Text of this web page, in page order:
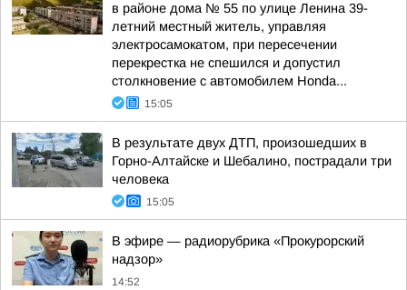
в районе дома № 55 по улице Ленина 39-
летний местный житель, управляя
электросамокатом, при пересечении
перекрестка не спешился и допустил
столкновение с автомобилем Honda...
15:05
В результате двух ДТП, произошедших в
Горно-Алтайске и Шебалино, пострадали три
человека
15:05
В эфире — радиорубрика «Прокурорский
надзор»
14:52